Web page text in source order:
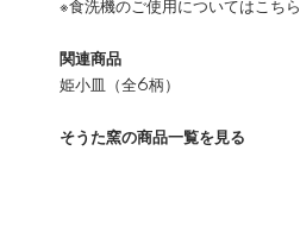
※食洗機のご使用についてはこちら
関連商品
姫小皿（全6柄）
そうた窯の商品一覧を見る